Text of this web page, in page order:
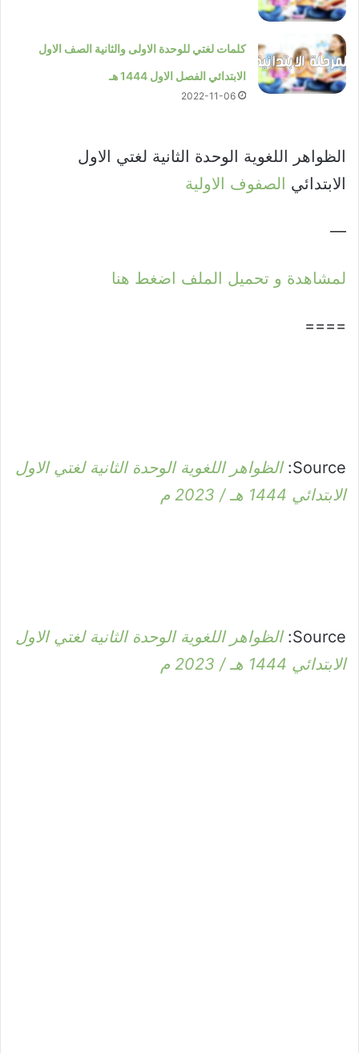
كلمات لغتي للوحدة الاولى والثانية الصف الاول
الابتدائي الفصل الاول 1444 هـ
2022-11-06
الظواهر اللغوية الوحدة الثانية لغتي الاول
الابتدائي الصفوف الاولية
—
لمشاهدة و تحميل الملف اضغط هنا
====
Source: الظواهر اللغوية الوحدة الثانية لغتي الاول
الابتدائي 1444 هـ / 2023 م
Source: الظواهر اللغوية الوحدة الثانية لغتي الاول
الابتدائي 1444 هـ / 2023 م